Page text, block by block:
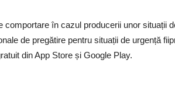
comportare în cazul producerii unor situații
de pregătire pentru situații de urgență
din App Store și Google Play.